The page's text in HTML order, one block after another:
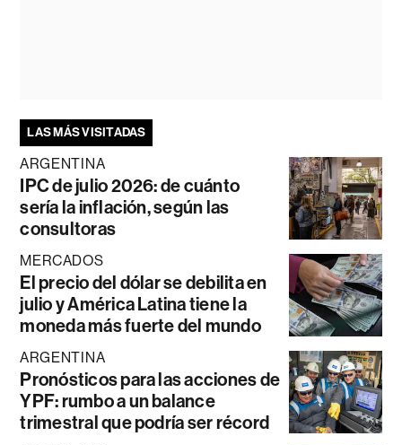
LAS MÁS VISITADAS
ARGENTINA
IPC de julio 2026: de cuánto
sería la inflación, según las
consultoras
MERCADOS
El precio del dólar se debilita en
julio y América Latina tiene la
moneda más fuerte del mundo
ARGENTINA
Pronósticos para las acciones de
YPF: rumbo a un balance
trimestral que podría ser récord